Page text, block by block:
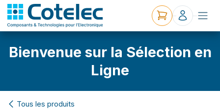
Bienvenue sur la Sélection en
Ligne
Tous les produits